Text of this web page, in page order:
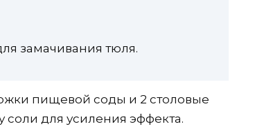
замачивания тюля.
пищевой соды и 2 столовые
для усиления эффекта.